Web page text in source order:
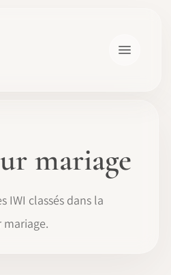
mariage
IWI classés dans la